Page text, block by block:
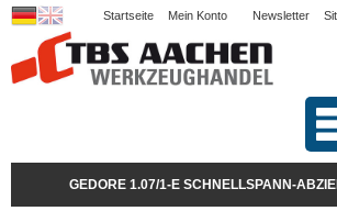
Startseite Mein Konto Newsletter
GEDORE 1.07/1-E SCHNELLSPANN-